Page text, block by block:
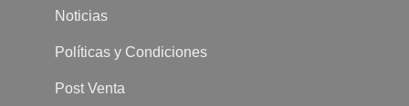
Noticias
Políticas y Condiciones
Post Venta